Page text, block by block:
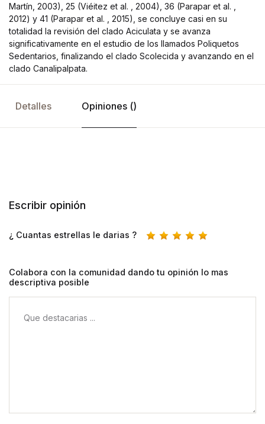
Martín, 2003), 25 (Viéitez et al. , 2004), 36 (Parapar et al. ,
2012) y 41 (Parapar et al. , 2015), se concluye casi en su
totalidad la revisión del clado Aciculata y se avanza
significativamente en el estudio de los llamados Poliquetos
Sedentarios, finalizando el clado Scolecida y avanzando en el
clado Canalipalpata.
Detalles Opiniones ()
Escribir opinión
¿ Cuantas estrellas le darias ?
Colabora con la comunidad dando tu opinión lo mas
descriptiva posible